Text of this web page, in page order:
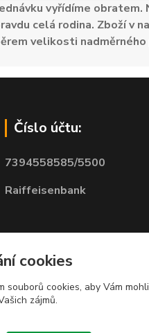
vyřídíme obratem.
celá rodina. Zboží v
velikosti
Číslo účtu:
7394558585/5500
Raiffeisenbank
cookies
souborů cookies, aby Vám
zájmů.